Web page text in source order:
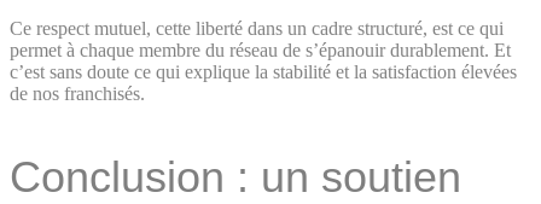
Ce respect mutuel, cette liberté dans un cadre structuré, est ce qui
permet à chaque membre du réseau de s’épanouir durablement. Et
c’est sans doute ce qui explique la stabilité et la satisfaction élevées
de nos franchisés.
Conclusion : un soutien